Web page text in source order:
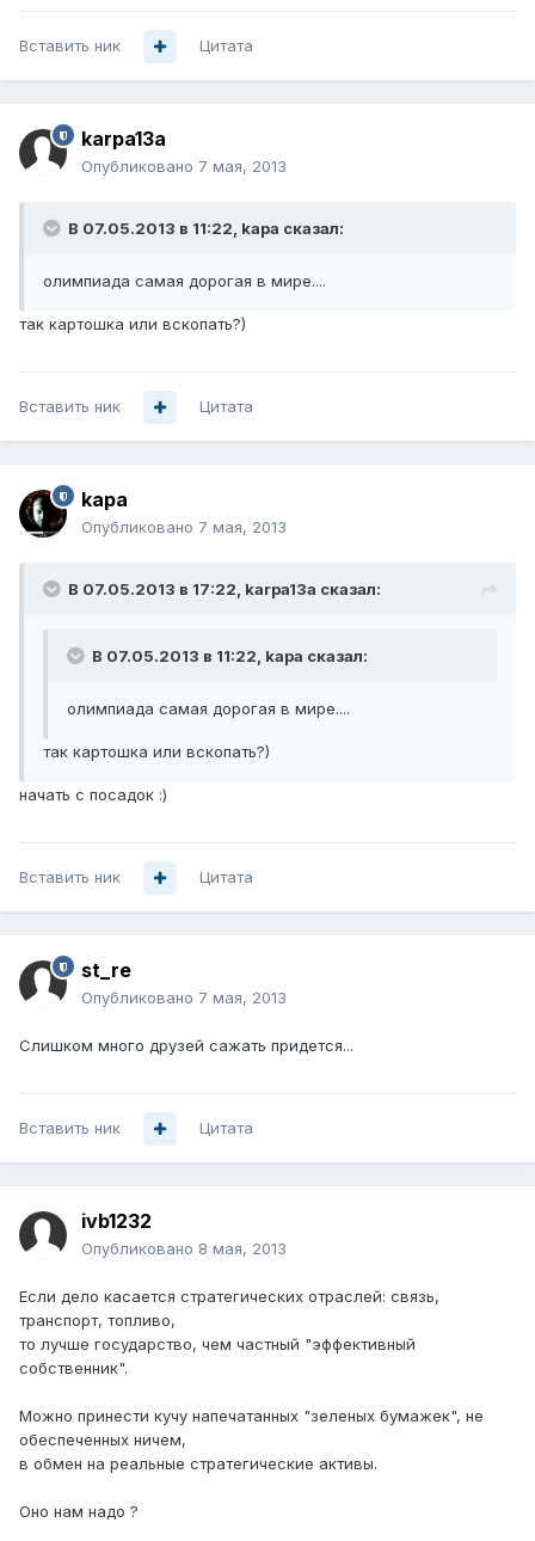
Вставить ник Цитата
karpa13a
Опубликовано 7 мая, 2013
В 07.05.2013 в 11:22, kapa сказал:
олимпиада самая дорогая в мире....
так картошка или вскопать?)
Вставить ник Цитата
kapa
Опубликовано 7 мая, 2013
В 07.05.2013 в 17:22, karpa13a сказал:
В 07.05.2013 в 11:22, kapa сказал:
олимпиада самая дорогая в мире....
так картошка или вскопать?)
начать с посадок :)
Вставить ник Цитата
st_re
Опубликовано 7 мая, 2013
Слишком много друзей сажать придется...
Вставить ник Цитата
ivb1232
Опубликовано 8 мая, 2013
Если дело касается стратегических отраслей: связь,
транспорт, топливо,
то лучше государство, чем частный "эффективный
собственник".
Можно принести кучу напечатанных "зеленых бумажек", не
обеспеченных ничем,
в обмен на реальные стратегические активы.
Оно нам надо ?